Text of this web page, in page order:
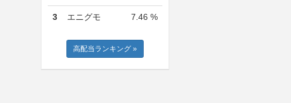
3 エニグモ 7.46 %
高配当ランキング »